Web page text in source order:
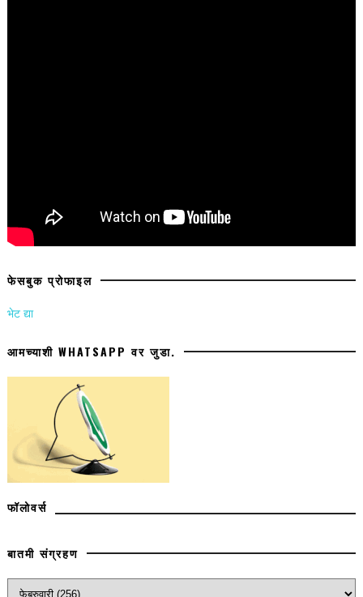
फेसबुक प्रोफाइल
भेट द्या
आमच्याशी WHATSAPP वर जुडा.
फॉलोवर्स
बातमी संग्रहण